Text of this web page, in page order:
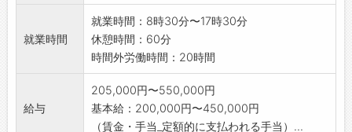
躍しています。
新事業の食品事業では、全国各地の展示会等へ
出店し南信州から全国へ発信しおり、最近で
ます。
自然豊かな南信州で、毎日楽しくお仕事ができ
就業時間
就業時間：8時30分〜17時30分
休憩時間：60分
時間外労働時間：20時間
給与
205,000円〜550,000円
基本給：200,000円〜450,000円
（賃金・手当_定額的に支払われる手当）...